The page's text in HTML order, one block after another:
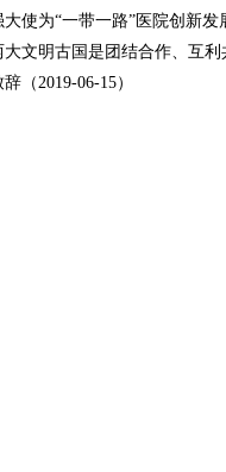
大使为“一带一路”医院创新
大文明古国是团结合作、互利
（2019-06-15）